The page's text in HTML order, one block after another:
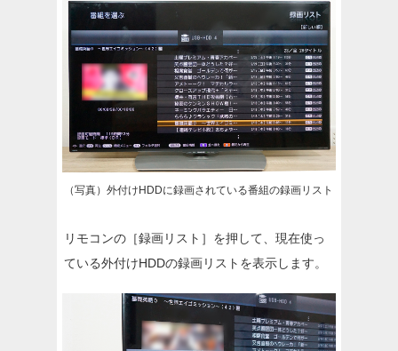
（写真）外付けHDDに録画されている番組の録画リスト
リモコンの［録画リスト］を押して、現在使っ
ている外付けHDDの録画リストを表示します。